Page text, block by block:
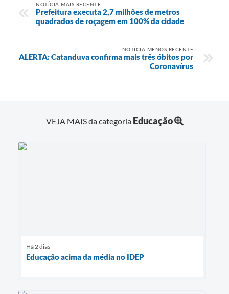
NOTÍCIA MAIS RECENTE
Prefeitura executa 2,7 milhões de metros
quadrados de roçagem em 100% da cidade
NOTÍCIA MENOS RECENTE
ALERTA: Catanduva confirma mais três óbitos por
Coronavírus
VEJA MAIS da categoria Educação
Há 2 dias
Educação acima da média no IDEP